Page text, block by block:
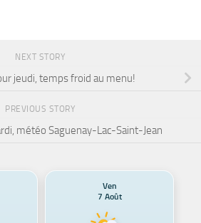
NEXT STORY
jeudi, temps froid au menu!
PREVIOUS STORY
météo Saguenay-Lac-Saint-Jean
Ven
7 Août